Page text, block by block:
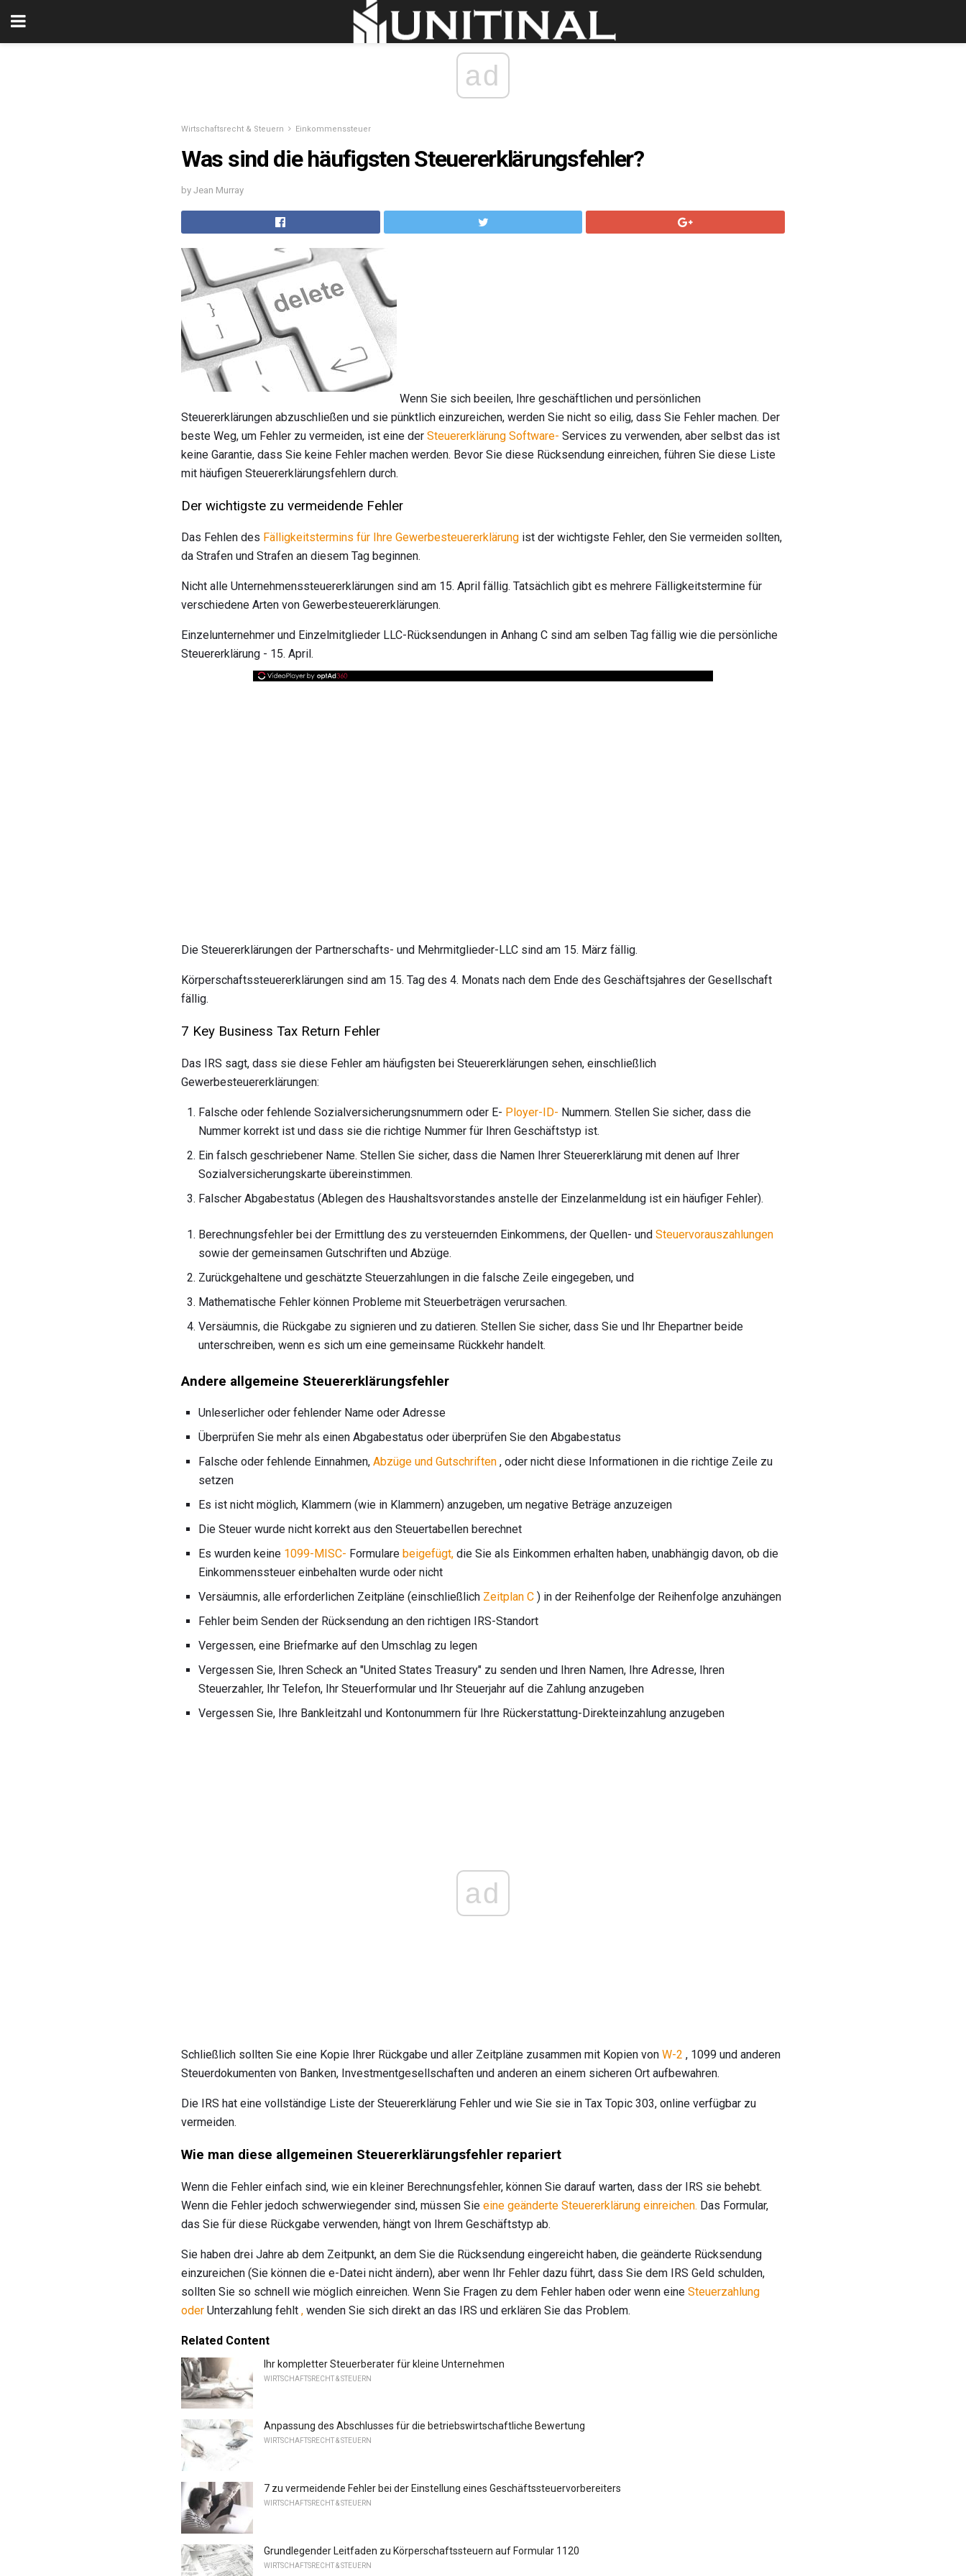
ad
Wirtschaftsrecht & Steuern Einkommenssteuer
Was sind die häufigsten Steuererklärungsfehler?
by Jean Murray
Wenn Sie sich beeilen, Ihre geschäftlichen und persönlichen
Steuererklärungen abzuschließen und sie pünktlich einzureichen, werden Sie nicht so eilig, dass Sie Fehler machen. Der
beste Weg, um Fehler zu vermeiden, ist eine der Steuererklärung Software- Services zu verwenden, aber selbst das ist
keine Garantie, dass Sie keine Fehler machen werden. Bevor Sie diese Rücksendung einreichen, führen Sie diese Liste
mit häufigen Steuererklärungsfehlern durch.
Der wichtigste zu vermeidende Fehler
Das Fehlen des Fälligkeitstermins für Ihre Gewerbesteuererklärung ist der wichtigste Fehler, den Sie vermeiden sollten,
da Strafen und Strafen an diesem Tag beginnen.
Nicht alle Unternehmenssteuererklärungen sind am 15. April fällig. Tatsächlich gibt es mehrere Fälligkeitstermine für
verschiedene Arten von Gewerbesteuererklärungen.
Einzelunternehmer und Einzelmitglieder LLC-Rücksendungen in Anhang C sind am selben Tag fällig wie die persönliche
Steuererklärung - 15. April.
Die Steuererklärungen der Partnerschafts- und Mehrmitglieder-LLC sind am 15. März fällig.
Körperschaftssteuererklärungen sind am 15. Tag des 4. Monats nach dem Ende des Geschäftsjahres der Gesellschaft
fällig.
7 Key Business Tax Return Fehler
Das IRS sagt, dass sie diese Fehler am häufigsten bei Steuererklärungen sehen, einschließlich
Gewerbesteuererklärungen:
Falsche oder fehlende Sozialversicherungsnummern oder E- Ployer-ID- Nummern. Stellen Sie sicher, dass die
Nummer korrekt ist und dass sie die richtige Nummer für Ihren Geschäftstyp ist.
Ein falsch geschriebener Name. Stellen Sie sicher, dass die Namen Ihrer Steuererklärung mit denen auf Ihrer
Sozialversicherungskarte übereinstimmen.
Falscher Abgabestatus (Ablegen des Haushaltsvorstandes anstelle der Einzelanmeldung ist ein häufiger Fehler).
Berechnungsfehler bei der Ermittlung des zu versteuernden Einkommens, der Quellen- und Steuervorauszahlungen
sowie der gemeinsamen Gutschriften und Abzüge.
Zurückgehaltene und geschätzte Steuerzahlungen in die falsche Zeile eingegeben, und
Mathematische Fehler können Probleme mit Steuerbeträgen verursachen.
Versäumnis, die Rückgabe zu signieren und zu datieren. Stellen Sie sicher, dass Sie und Ihr Ehepartner beide
unterschreiben, wenn es sich um eine gemeinsame Rückkehr handelt.
Andere allgemeine Steuererklärungsfehler
Unleserlicher oder fehlender Name oder Adresse
Überprüfen Sie mehr als einen Abgabestatus oder überprüfen Sie den Abgabestatus
Falsche oder fehlende Einnahmen, Abzüge und Gutschriften , oder nicht diese Informationen in die richtige Zeile zu
setzen
Es ist nicht möglich, Klammern (wie in Klammern) anzugeben, um negative Beträge anzuzeigen
Die Steuer wurde nicht korrekt aus den Steuertabellen berechnet
Es wurden keine 1099-MISC- Formulare beigefügt, die Sie als Einkommen erhalten haben, unabhängig davon, ob die
Einkommenssteuer einbehalten wurde oder nicht
Versäumnis, alle erforderlichen Zeitpläne (einschließlich Zeitplan C ) in der Reihenfolge der Reihenfolge anzuhängen
Fehler beim Senden der Rücksendung an den richtigen IRS-Standort
Vergessen, eine Briefmarke auf den Umschlag zu legen
Vergessen Sie, Ihren Scheck an "United States Treasury" zu senden und Ihren Namen, Ihre Adresse, Ihren
Steuerzahler, Ihr Telefon, Ihr Steuerformular und Ihr Steuerjahr auf die Zahlung anzugeben
Vergessen Sie, Ihre Bankleitzahl und Kontonummern für Ihre Rückerstattung-Direkteinzahlung anzugeben
ad
Schließlich sollten Sie eine Kopie Ihrer Rückgabe und aller Zeitpläne zusammen mit Kopien von W-2 , 1099 und anderen
Steuerdokumenten von Banken, Investmentgesellschaften und anderen an einem sicheren Ort aufbewahren.
Die IRS hat eine vollständige Liste der Steuererklärung Fehler und wie Sie sie in Tax Topic 303, online verfügbar zu
vermeiden.
Wie man diese allgemeinen Steuererklärungsfehler repariert
Wenn die Fehler einfach sind, wie ein kleiner Berechnungsfehler, können Sie darauf warten, dass der IRS sie behebt.
Wenn die Fehler jedoch schwerwiegender sind, müssen Sie eine geänderte Steuererklärung einreichen. Das Formular,
das Sie für diese Rückgabe verwenden, hängt von Ihrem Geschäftstyp ab.
Sie haben drei Jahre ab dem Zeitpunkt, an dem Sie die Rücksendung eingereicht haben, die geänderte Rücksendung
einzureichen (Sie können die e-Datei nicht ändern), aber wenn Ihr Fehler dazu führt, dass Sie dem IRS Geld schulden,
sollten Sie so schnell wie möglich einreichen. Wenn Sie Fragen zu dem Fehler haben oder wenn eine Steuerzahlung
oder Unterzahlung fehlt , wenden Sie sich direkt an das IRS und erklären Sie das Problem.
Related Content
Ihr kompletter Steuerberater für kleine Unternehmen
WIRTSCHAFTSRECHT & STEUERN
Anpassung des Abschlusses für die betriebswirtschaftliche Bewertung
WIRTSCHAFTSRECHT & STEUERN
7 zu vermeidende Fehler bei der Einstellung eines Geschäftssteuervorbereiters
WIRTSCHAFTSRECHT & STEUERN
Grundlegender Leitfaden zu Körperschaftssteuern auf Formular 1120
WIRTSCHAFTSRECHT & STEUERN